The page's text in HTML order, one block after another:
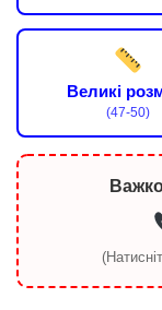
Великі
(47-50)